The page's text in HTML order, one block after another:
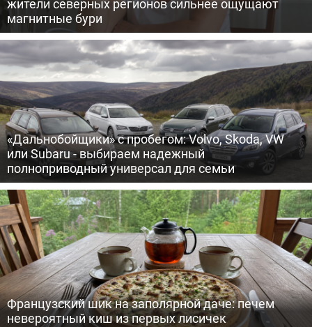
жители северных регионов сильнее ощущают
магнитные бури
«Дальнобойщики» с пробегом: Volvo, Skoda, VW
или Subaru - выбираем надежный
полноприводный универсал для семьи
Французский шик на заполярной даче: печем
невероятный киш из первых лисичек